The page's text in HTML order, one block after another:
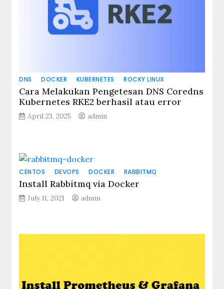
DNS DOCKER KUBERNETES ROCKY LINUX
Cara Melakukan Pengetesan DNS Coredns
Kubernetes RKE2 berhasil atau error
April 23, 2025 admin
CENTOS DEVOPS DOCKER RABBITMQ
Install Rabbitmq via Docker
July 11, 2021 admin